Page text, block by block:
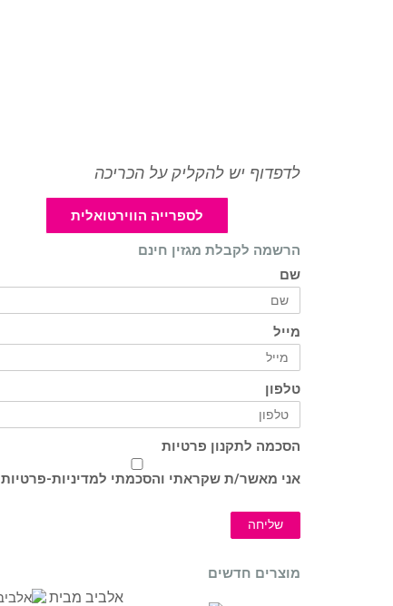
לדפדוף יש להקליק על הכריכה
לספרייה הווירטואלית
הרשמה לקבלת מגזין חינם
שם
מייל
טלפון
הסכמה לתקנון פרטיות
אני מאשר/ת שקראתי והסכמתי למדיניות-פרטיות
שליחה
מוצרים חדשים
אלביב מבית